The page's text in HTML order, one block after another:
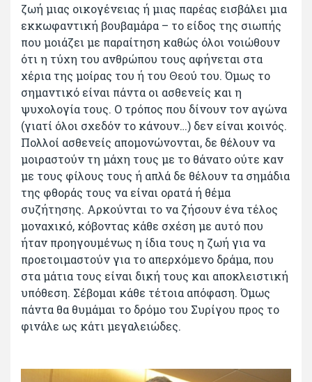
ζωή μιας οικογένειας ή μιας παρέας εισβάλει μια
εκκωφαντική βουβαμάρα – το είδος της σιωπής
που μοιάζει με παραίτηση καθώς όλοι νοιώθουν
ότι η τύχη του ανθρώπου τους αφήνεται στα
χέρια της μοίρας του ή του Θεού του. Όμως το
σημαντικό είναι πάντα οι ασθενείς και η
ψυχολογία τους. Ο τρόπος που δίνουν τον αγώνα
(γιατί όλοι σχεδόν το κάνουν…) δεν είναι κοινός.
Πολλοί ασθενείς απομονώνονται, δε θέλουν να
μοιραστούν τη μάχη τους με το θάνατο ούτε καν
με τους φίλους τους ή απλά δε θέλουν τα σημάδια
της φθοράς τους να είναι ορατά ή θέμα
συζήτησης. Αρκούνται το να ζήσουν ένα τέλος
μοναχικό, κόβοντας κάθε σχέση με αυτό που
ήταν προηγουμένως η ίδια τους η ζωή για να
προετοιμαστούν για το απερχόμενο δράμα, που
στα μάτια τους είναι δική τους και αποκλειστική
υπόθεση. Σέβομαι κάθε τέτοια απόφαση. Όμως
πάντα θα θυμάμαι το δρόμο του Συρίγου προς το
φινάλε ως κάτι μεγαλειώδες.